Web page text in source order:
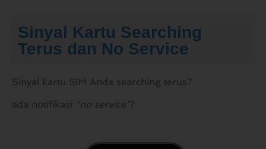
Sinyal Kartu Searching
Terus dan No Service
Sinyal kartu SIM Anda searching terus?
ada notifikasi “no service”?